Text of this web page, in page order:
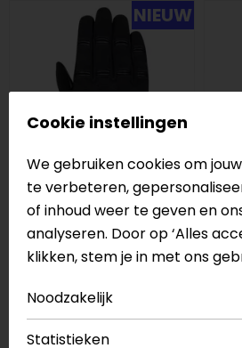
NIEUW
Segura
Lady Palmer
Motorhandschoenen
op=op
Cookie instellingen
We gebruiken cookies om
te verbeteren,
of inhoud weer te geven en
analyseren. Door op ‘Alles
klikken, stem je in met ons
Noodzakelijk
Statistieken